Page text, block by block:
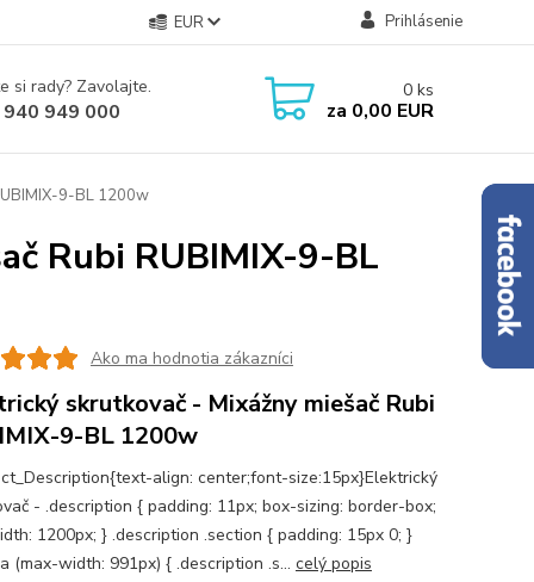
EUR Prihlásenie
si rady? Zavolajte.
949 000
0 ks
za 0,00 EUR
9-BL 1200w
Rubi RUBIMIX-9-BL
Ako ma hodnotia zákazníci
skrutkovač - Mixážny miešač Rubi
9-BL 1200w
align: center;font-size:15px}Elektrický
- .description { padding: 11px; box-sizing: border-box;
1200px; } .description .section { padding: 15px 0; }
(max-width: 991px) { .description .s... celý popis